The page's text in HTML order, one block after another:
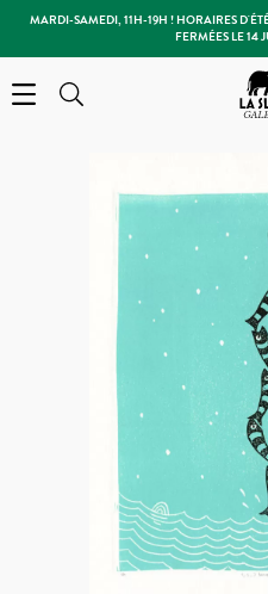
MARDI-SAMEDI, 11H-19H ! HORAIRES
FERMÉES LE 14
Open the menu
Rechercher